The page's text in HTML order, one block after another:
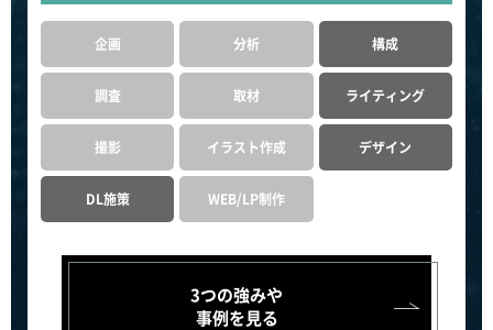
企画 分析 構成
調査 取材 ライティング
撮影 イラスト作成 デザイン
DL施策 WEB/LP制作
3つの強みや
事例を見る